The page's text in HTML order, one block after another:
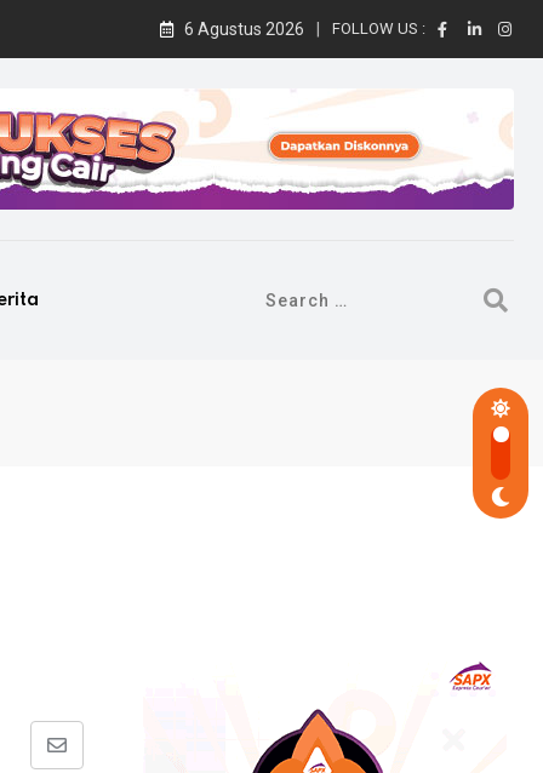
6 Agustus 2026 FOLLOW US :
Share